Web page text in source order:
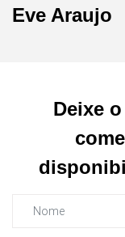
Eve Araujo
Deixe